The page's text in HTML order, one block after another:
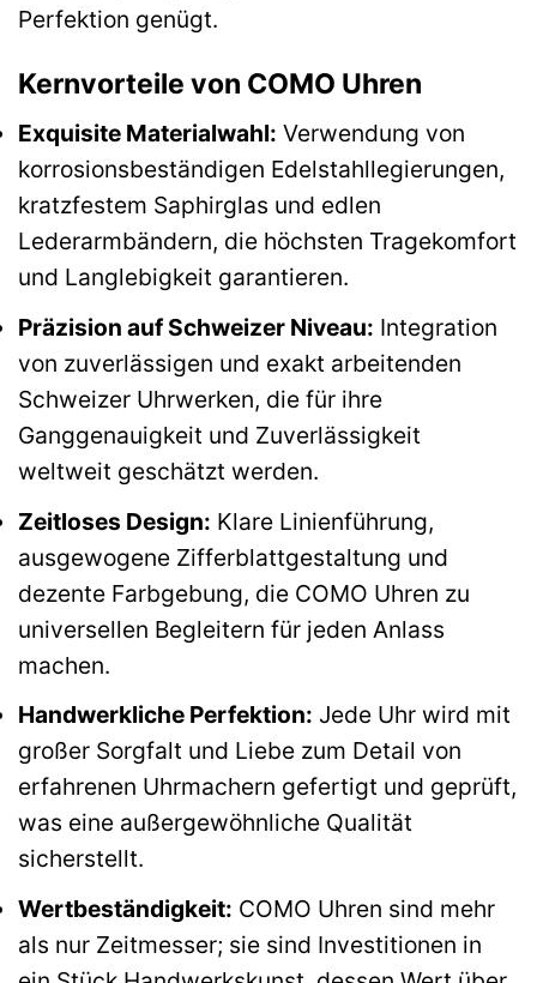
Perfektion genügt.
Kernvorteile von COMO Uhren
Exquisite Materialwahl: Verwendung von
korrosionsbeständigen Edelstahllegierungen,
kratzfestem Saphirglas und edlen
Lederarmbändern, die höchsten Tragekomfort
und Langlebigkeit garantieren.
Präzision auf Schweizer Niveau: Integration
von zuverlässigen und exakt arbeitenden
Schweizer Uhrwerken, die für ihre
Ganggenauigkeit und Zuverlässigkeit
weltweit geschätzt werden.
Zeitloses Design: Klare Linienführung,
ausgewogene Zifferblattgestaltung und
dezente Farbgebung, die COMO Uhren zu
universellen Begleitern für jeden Anlass
machen.
Handwerkliche Perfektion: Jede Uhr wird mit
großer Sorgfalt und Liebe zum Detail von
erfahrenen Uhrmachern gefertigt und geprüft,
was eine außergewöhnliche Qualität
sicherstellt.
Wertbeständigkeit: COMO Uhren sind mehr
als nur Zeitmesser; sie sind Investitionen in